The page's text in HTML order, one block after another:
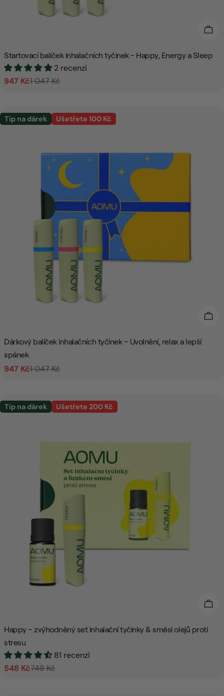
Startovací balíček inhalačních tyčinek - Happy, Energy a Sleep
2 recenzí
Prodejní
947 Kč
Běžná 1 047 Kč
Tip na dárek Ušetřete 100 Kč
Dárkový balíček inhalačních tyčinek – Uvolnění, relax a lepší
spánek
Prodejní
947 Kč
Běžná 1 047 Kč
Tip na dárek Ušetřete 200 Kč
Happy – zvýhodněný set inhalační tyčinky & směsi olejů proti
stresu
81 recenzí
Prodejní
548 Kč
Běžná 748 Kč